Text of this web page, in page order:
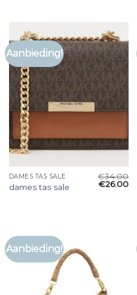
Aanbieding!
DAMES TAS SALE
dames tas sale
€34.00
€26.00
Aanbieding!